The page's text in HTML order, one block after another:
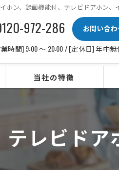
ホン、録画機能付、テレビドアホン、
972-286
お問い合
時間] 9:00 〜 20:00 / [定休日] 年中無
当社の特徴
レンジフード
レビドア